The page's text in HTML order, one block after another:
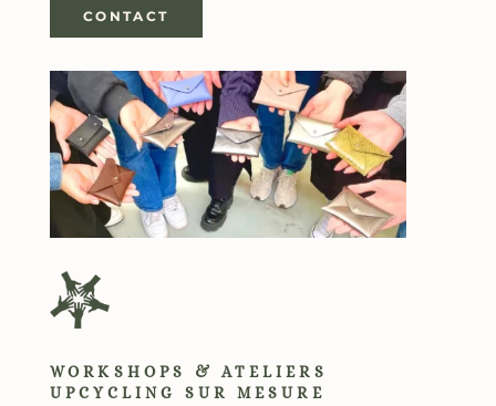
CONTACT
WORKSHOPS & ATELIERS
UPCYCLING SUR MESURE